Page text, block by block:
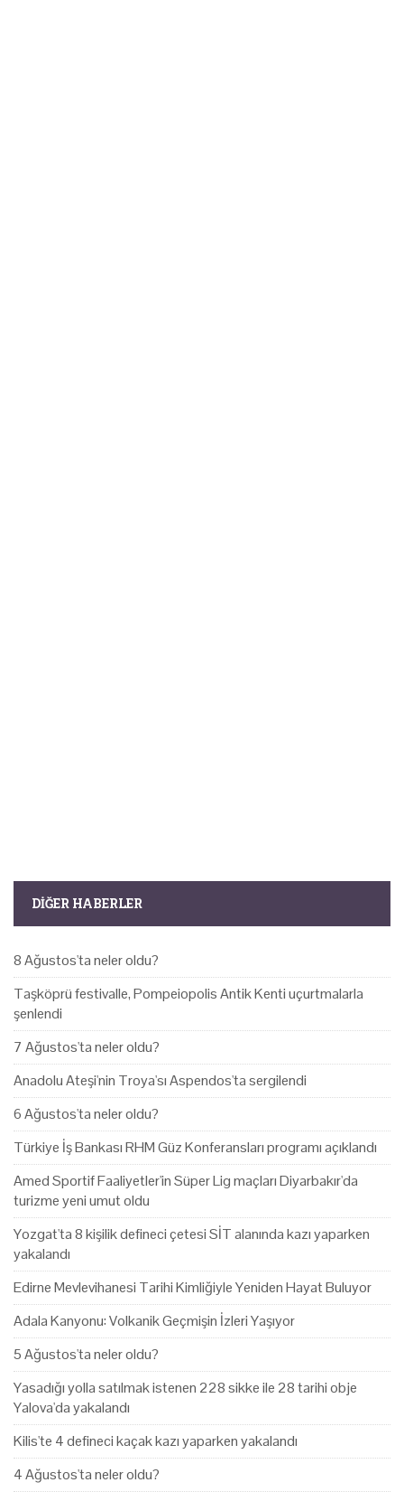
DIĞER HABERLER
8 Ağustos'ta neler oldu?
Taşköprü festivalle, Pompeiopolis Antik Kenti uçurtmalarla
şenlendi
7 Ağustos'ta neler oldu?
Anadolu Ateşi'nin Troya'sı Aspendos'ta sergilendi
6 Ağustos'ta neler oldu?
Türkiye İş Bankası RHM Güz Konferansları programı açıklandı
Amed Sportif Faaliyetler'in Süper Lig maçları Diyarbakır'da
turizme yeni umut oldu
Yozgat'ta 8 kişilik defineci çetesi SİT alanında kazı yaparken
yakalandı
Edirne Mevlevihanesi Tarihi Kimliğiyle Yeniden Hayat Buluyor
Adala Kanyonu: Volkanik Geçmişin İzleri Yaşıyor
5 Ağustos'ta neler oldu?
Yasadığı yolla satılmak istenen 228 sikke ile 28 tarihi obje
Yalova'da yakalandı
Kilis'te 4 defineci kaçak kazı yaparken yakalandı
4 Ağustos'ta neler oldu?